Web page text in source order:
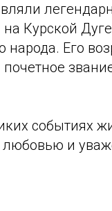
Курской
Его
событиях
любовью и